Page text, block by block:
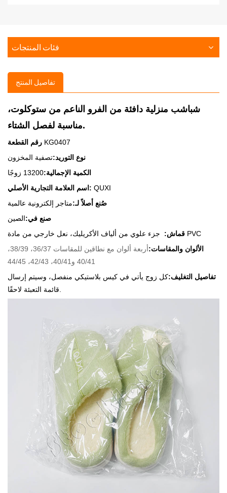
فئات المنتجات
تفاصيل المنتج
شباشب منزلية دافئة من الفرو الناعم من ستوكلوت،
مناسبة لفصل الشتاء.
رقم القطعة KG0407
نوع التوريد:تصفية المخزون
الكمية الإجمالية:13200 زوجًا
اسم العلامة التجارية الأصلي: QUXI
صُنع أصلاً لـ:متاجر إلكترونية عالمية
صنع في:الصين
قماش: جزء علوي من ألياف الأكريليك، نعل خارجي من مادة PVC
الألوان والمقاسات:
أربعة ألوان مع نطاقين للمقاسات 36/37، 38/39،
40/41 و40/41، 42/43، 44/45
تفاصيل التغليف:كل زوج يأتي في كيس بلاستيكي منفصل، وسيتم إرسال
قائمة التعبئة لاحقًا.